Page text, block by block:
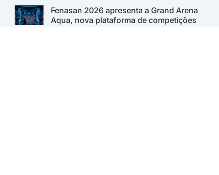
Fenasan 2026 apresenta a Grand Arena
Aqua, nova plataforma de competições
Saneas Online